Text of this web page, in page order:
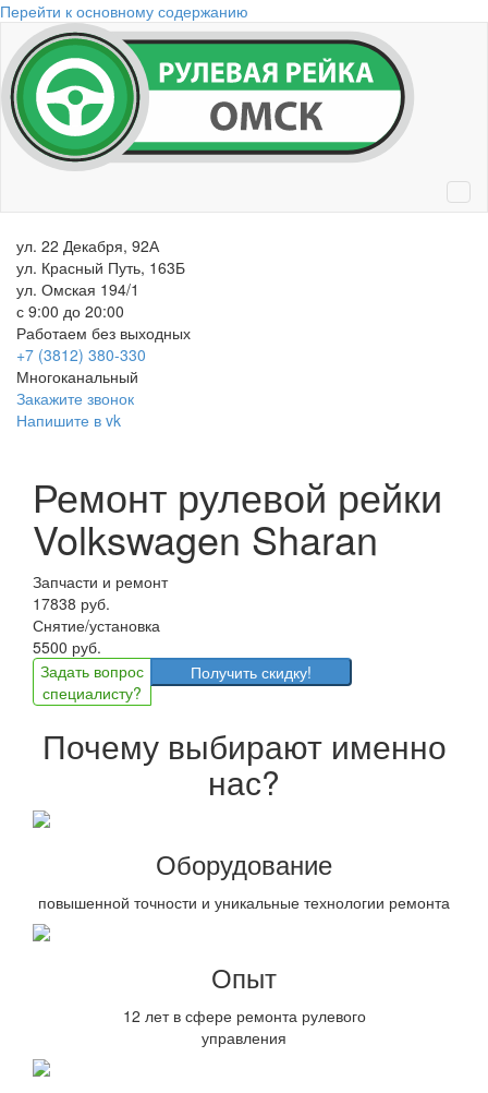
Перейти к основному содержанию
ул. 22 Декабря, 92А
ул. Красный Путь, 163Б
ул. Омская 194/1
с 9:00 до 20:00
Работаем без выходных
+7 (3812) 380-330
Многоканальный
Закажите звонок
Напишите в vk
Ремонт рулевой рейки
Volkswagen Sharan
Запчасти и ремонт
17838 руб.
Снятие/установка
5500 руб.
Задать вопрос
специалисту?
Получить скидку!
Почему выбирают именно
нас?
Оборудование
повышенной точности и уникальные технологии ремонта
Опыт
12 лет в сфере ремонта рулевого
управления